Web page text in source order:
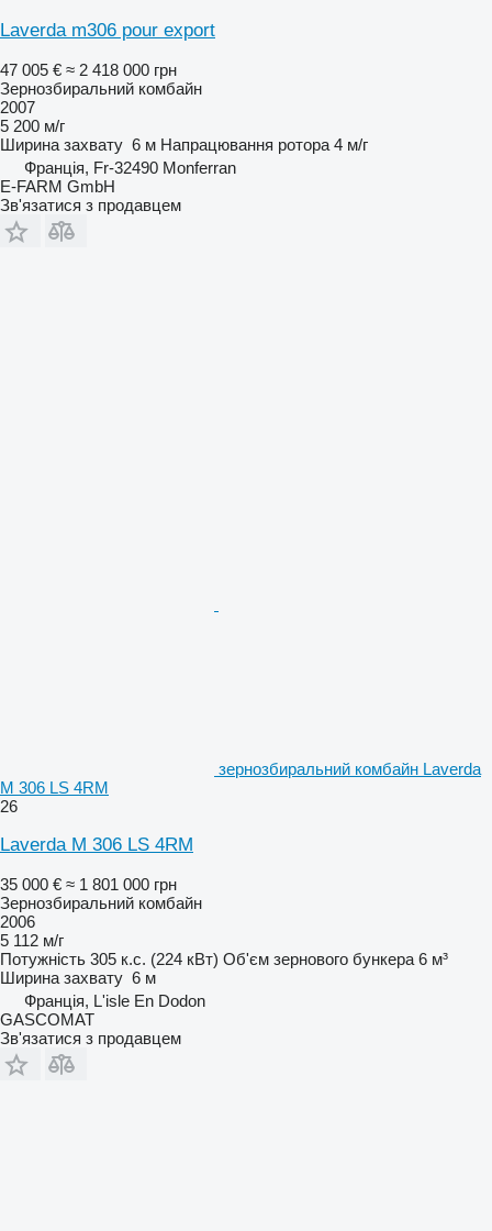
Laverda m306 pour export
47 005 € ≈ 2 418 000 грн
Зернозбиральний комбайн
2007
5 200 м/г
Ширина захвату 6 м Напрацювання ротора 4 м/г
Франція, Fr-32490 Monferran
E-FARM GmbH
Зв'язатися з продавцем
зернозбиральний комбайн Laverda
M 306 LS 4RM
26
Laverda M 306 LS 4RM
35 000 € ≈ 1 801 000 грн
Зернозбиральний комбайн
2006
5 112 м/г
Потужність 305 к.с. (224 кВт) Об'єм зернового бункера 6 м³
Ширина захвату 6 м
Франція, L'isle En Dodon
GASCOMAT
Зв'язатися з продавцем